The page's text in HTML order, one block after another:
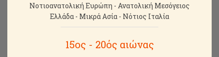
Νοτιοανατολική Ευρώπη - Ανατολική Μεσόγειος
Ελλάδα - Μικρά Ασία - Νότιος Ιταλία
15ος - 20ός αιώνας